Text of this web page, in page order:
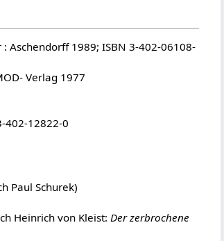
: Aschendorff 1989; ISBN 3-402-06108-
Verlag 1977
402-12822-0
Paul Schurek)
Heinrich von Kleist: Der zerbrochene